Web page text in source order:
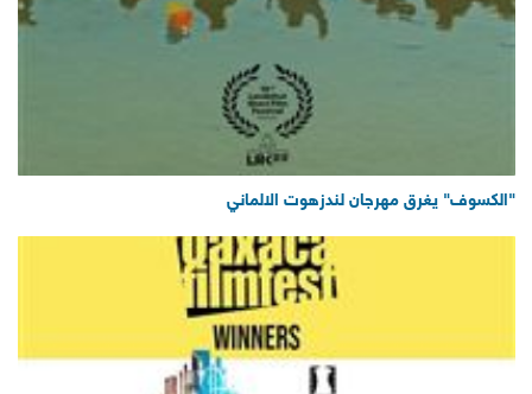
"الكسوف" يغرق مهرجان لندزهوت الالماني